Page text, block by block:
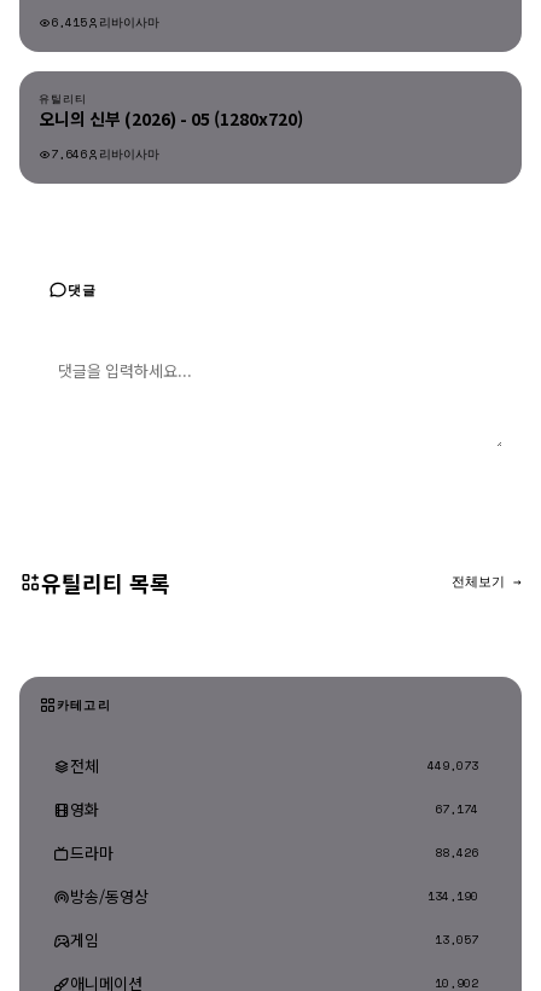
6,415 리바이사마
유틸리티
오니의 신부 (2026) - 05 (1280x720)
7,646 리바이사마
댓글
유틸리티 목록 전체보기 →
카테고리
전체 449,073
영화 67,174
드라마 88,426
방송/동영상 134,190
게임 13,057
애니메이션 10,902